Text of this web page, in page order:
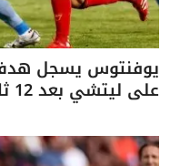
يوفنتوس يسجل
على ليتشي بعد 12 ثانية فقط